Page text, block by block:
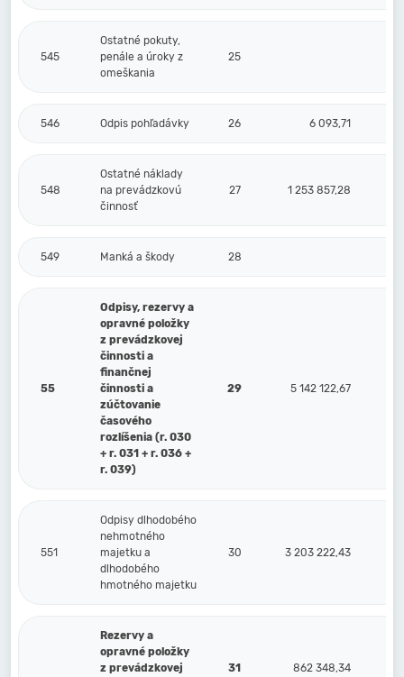
545
Ostatné pokuty,
penále a úroky z
omeškania
25
546 Odpis pohľadávky 26 6 093,71
548
Ostatné náklady
na prevádzkovú
činnosť
27 1 253 857,28
549 Manká a škody 28
55
Odpisy, rezervy a
opravné položky
z prevádzkovej
činnosti a
finančnej
činnosti a
zúčtovanie
časového
rozlíšenia (r. 030
+ r. 031 + r. 036 +
r. 039)
29 5 142 122,67
551
Odpisy dlhodobého
nehmotného
majetku a
dlhodobého
hmotného majetku
30 3 203 222,43
Rezervy a
opravné položky
z prevádzkovej
31 862 348,34